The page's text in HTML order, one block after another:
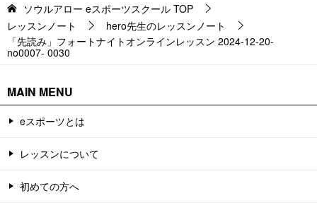
ソウルアロー eスポーツスクール TOP
レッスンノート
hero先生のレッスンノート
「先読み」フォートナイトオンラインレッスン 2024-12-20-
no0007- 0030
MAIN MENU
eスポーツとは
レッスンについて
初めての方へ